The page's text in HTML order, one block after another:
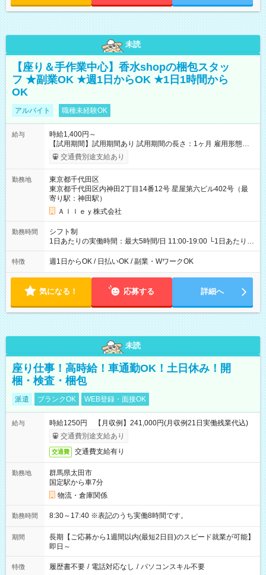
未読
【座り＆手作業中心】香水shopの梱包スタッ
フ ★副業OK ★週1日からOK ★1日1時間から
OK
アルバイト 職種未経験OK
給与
時給1,400円～
【試用期間】試用期間あり 試用期間の長さ：1ヶ月 雇用形態、
給与は本採用時と同じです。
交通費別途支給あり
勤務地
東京都千代田区
東京都千代田区内神田2丁目14番12号 星屋第六ビル402号（最
寄り駅：神田駅）
Ａｌｌｅｙ株式会社
勤務時間
シフト制
1日あたりの実働時間：最大5時間/日 11:00-19:00 └1日あたりの
実働時間：1-5時間 └上記の時間帯内であれば、いつでも勤務可
能！ └平日・土曜日の中で、お好きな曜日でご勤務いただけま
18:00 などのように、自由な働き方が可能なお仕事です！
特徴 週1日からOK / 日払いOK / 副業・WワークOK
気になる！ 応募する 詳細へ
未読
座り仕事！高時給！車通勤OK！土日休み！開
梱・検査・梱包
派遣 ブランクOK WEB登録・面接OK
給与
時給1250円 【月収例】241,000円(月収例21日実働残業代込)
交通費別途支給あり
交通費 交通費支給有り
勤務地
群馬県太田市
国定駅から車7分
物流・倉庫関係
勤務時間 8:30～17:40 ※表記のうち実働8時間です。
期間
長期【ご応募から1週間以内(最短2日目)のスピード就業が可能】
即日～
特徴 履歴書不要 / 電話対応なし / パソコンスキル不要